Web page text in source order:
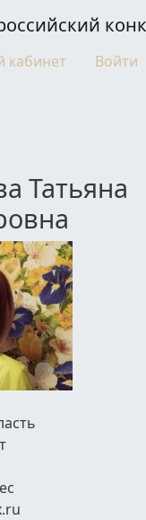
содержанию
запись
кабинет Войти
Татьяна